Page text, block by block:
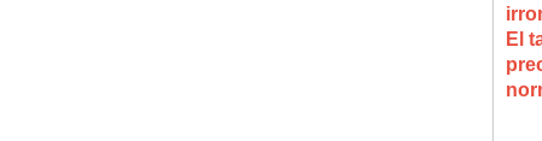
El